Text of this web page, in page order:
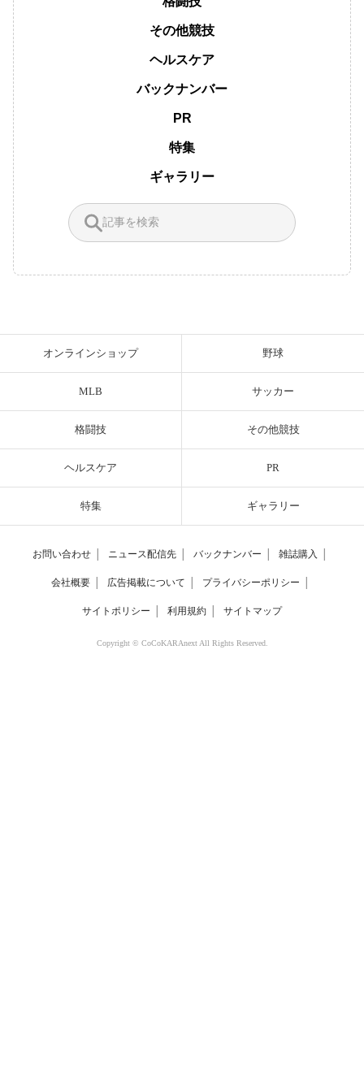
その他競技
ヘルスケア
バックナンバー
PR
特集
ギャラリー
オンラインショップ 野球
MLB サッカー
格闘技 その他競技
ヘルスケア PR
特集 ギャラリー
お問い合わせ ニュース配信先 バックナンバー 雑誌購入
会社概要 広告掲載について プライバシーポリシー
サイトポリシー 利用規約 サイトマップ
Copyright © CoCoKARAnext All Rights Reserved.